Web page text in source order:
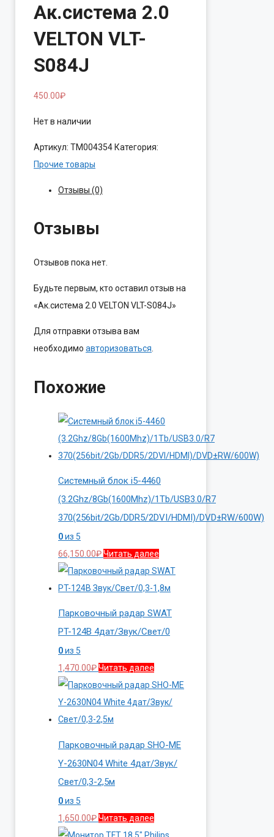
Ак.система 2.0
VELTON VLT-
S084J
450.00₽
Нет в наличии
Артикул: ТМ004354 Категория:
Прочие товары
Отзывы (0)
Отзывы
Отзывов пока нет.
Будьте первым, кто оставил отзыв на
«Ак.система 2.0 VELTON VLT-S084J»
Для отправки отзыва вам
необходимо авторизоваться
Похожие
Системный блок i5-4460
(3.2Ghz/8Gb(1600Mhz)/1Tb/USB3.0/R7
370(256bit/2Gb/DDR5/2DVI/HDMI)/DVD±RW/600W)
0из 5
66,150.00₽Читать далее
Парковочный радар SWAT
PT-124B 4дат/Звук/Свет/0
0из 5
1,470.00₽Читать далее
Парковочный радар SHO-ME
Y-2630N04 White 4дат/Звук/
Свет/0,3-2,5м
0из 5
1,650.00₽Читать далее